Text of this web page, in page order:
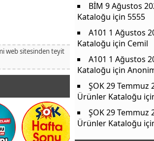
web sitesinden teyit
BİM 9 Ağustos
Kataloğu için 5555
A101 1 Ağustos
Kataloğu için Cemil
A101 1 Ağustos
Kataloğu için
ŞOK 29 Temmuz
Ürünler Kataloğu
ŞOK 29 Temmuz
Ürünler Kataloğu